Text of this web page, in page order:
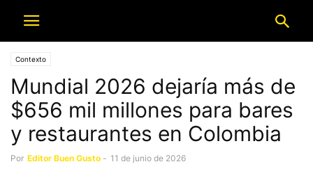
Contexto
Mundial 2026 dejaría más de
$656 mil millones para bares
y restaurantes en Colombia
Por Editor Buen Gusto - 11 de junio de 2026